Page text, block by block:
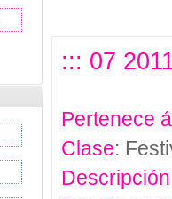
::: 07
Pertenece
Clase:
Descripción